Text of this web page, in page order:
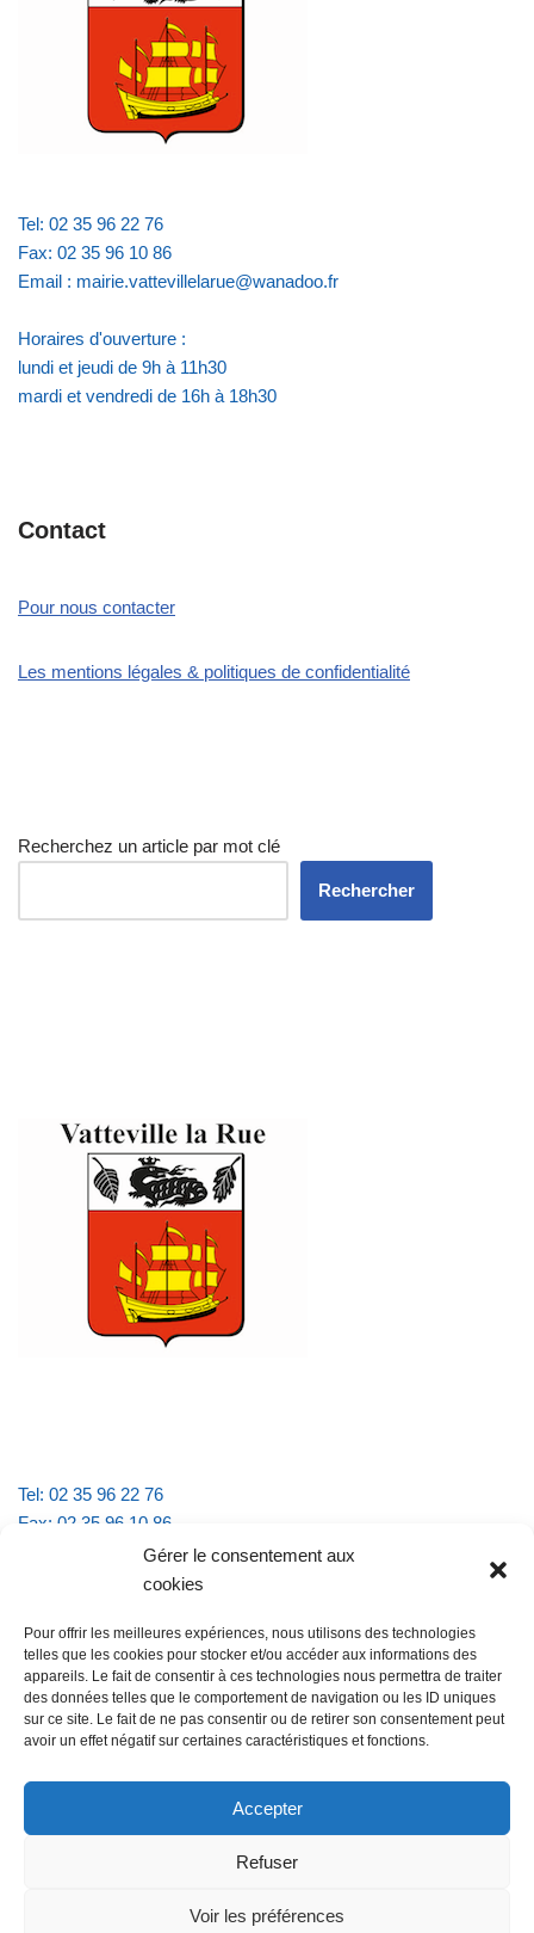
Gérer le consentement aux
cookies
Pour offrir les meilleures expériences, nous utilisons des technologies
telles que les cookies pour stocker et/ou accéder aux informations des
appareils. Le fait de consentir à ces technologies nous permettra de traiter
des données telles que le comportement de navigation ou les ID uniques
sur ce site. Le fait de ne pas consentir ou de retirer son consentement peut
avoir un effet négatif sur certaines caractéristiques et fonctions.
Accepter
Refuser
Voir les préférences
Tel: 02 35 96 22 76
Fax: 02 35 96 10 86
Email : mairie.vattevillelarue@wanadoo.fr
Horaires d'ouverture :
lundi et jeudi de 9h à 11h30
mardi et vendredi de 16h à 18h30
Contact
Pour nous contacter
Les mentions légales & politiques de confidentialité
Recherchez un article par mot clé
Rechercher
Tel: 02 35 96 22 76
Fax: 02 35 96 10 86
Email : mairie.vattevillelarue@wanadoo.fr
lundi et jeudi de 9h à 11h30
mardi et vendredi de 16h à 18h30
@Vatteville-la-rue mentions légales